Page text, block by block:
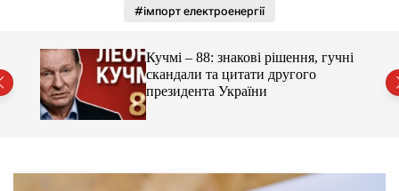
ь
о
#імпорт електроенергії
Кучмі – 88: знакові рішення, гучні
скандали та цитати другого
президента України